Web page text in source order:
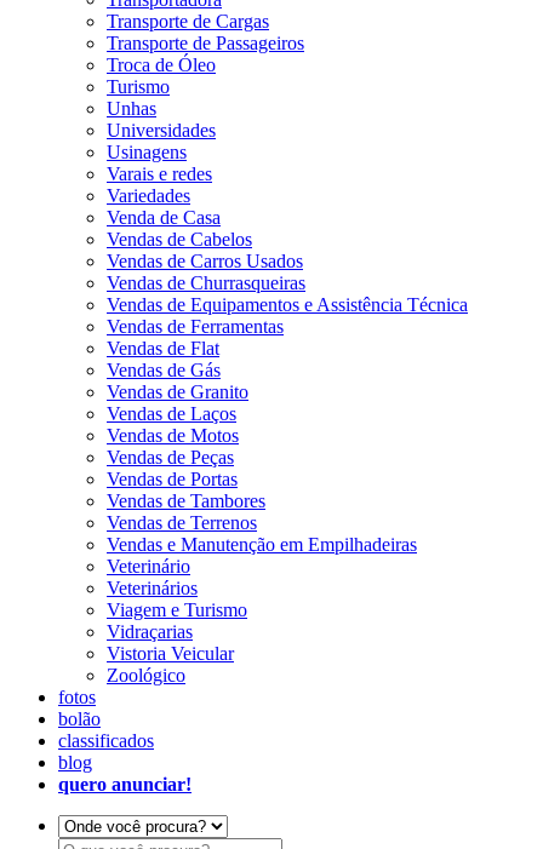
Transporte de Cargas
Transporte de Passageiros
Troca de Óleo
Turismo
Unhas
Universidades
Usinagens
Varais e redes
Variedades
Venda de Casa
Vendas de Cabelos
Vendas de Carros Usados
Vendas de Churrasqueiras
Vendas de Equipamentos e Assistência Técnica
Vendas de Ferramentas
Vendas de Flat
Vendas de Gás
Vendas de Granito
Vendas de Laços
Vendas de Motos
Vendas de Peças
Vendas de Portas
Vendas de Tambores
Vendas de Terrenos
Vendas e Manutenção em Empilhadeiras
Veterinário
Veterinários
Viagem e Turismo
Vidraçarias
Vistoria Veicular
Zoológico
fotos
bolão
classificados
blog
quero anunciar!